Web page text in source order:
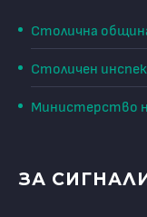
Столична
Столичен
Министерство
ЗА